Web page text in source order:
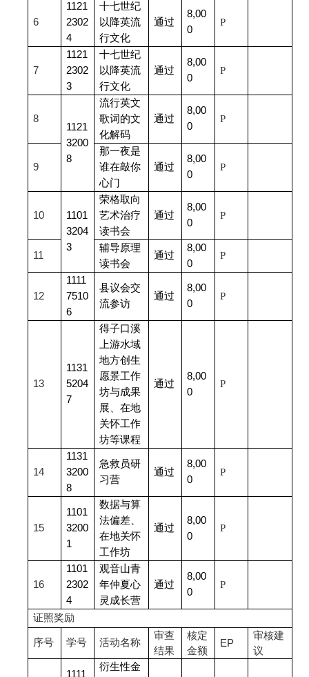
6
1121
2302
4
十七世纪
以降英流
行文化
通过
8,00
0
P
7
1121
2302
3
十七世纪
以降英流
行文化
通过
8,00
0
P
8
1121
3200
8
流行英文
歌词的文
化解码
通过
8,00
0
P
9
那一夜是
谁在敲你
心门
通过
8,00
0
P
10
1101
3204
3
荣格取向
艺术治疗
读书会
通过
8,00
0
P
11
辅导原理
读书会
通过
8,00
0
P
12
1111
7510
6
县议会交
流参访
通过
8,00
0
P
13
1131
5204
7
得子口溪
上游水域
地方创生
愿景工作
坊与成果
展、在地
关怀工作
坊等课程
通过
8,00
0
P
14
1131
3200
8
急救员研
习营
通过
8,00
0
P
15
1101
3200
1
数据与算
法偏差、
在地关怀
工作坊
通过
8,00
0
P
16
1101
2302
4
观音山青
年仲夏心
灵成长营
通过
8,00
0
P
证照奖励
序号 学号 活动名称
审查
结果
核定
金额
EP
审核建
议
1111
衍生性金